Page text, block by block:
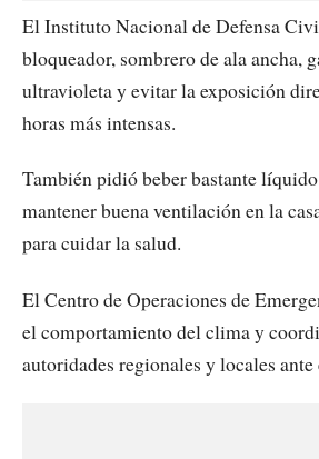
El Instituto Nacional de Defensa
bloqueador, sombrero de ala ancha,
ultravioleta y evitar la exposición
horas más intensas.
También pidió beber bastante
mantener buena ventilación en la
para cuidar la salud.
El Centro de Operaciones de
el comportamiento del clima y
autoridades regionales y locales ante